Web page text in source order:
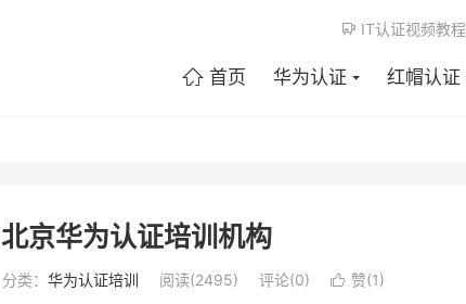
 首页 华为认证 红帽认证
 IT认证视频教程
北京华为认证培训机构
分类： 华为认证培训 阅读(2495) 评论(0)  赞(1)